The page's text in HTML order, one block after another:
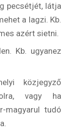
pecsétjét, látja
a lagzi. Kb.
azért sietni.
Kb. ugyanez
közjegyző
vagy ha
magyarul tudó